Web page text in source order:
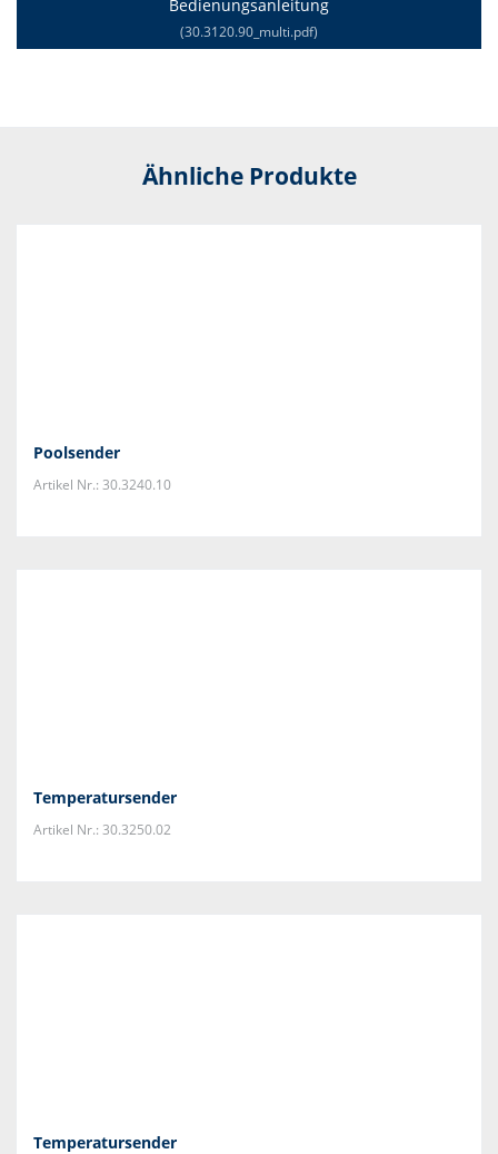
Bedienungsanleitung
(30.3120.90_multi.pdf)
Ähnliche Produkte
Poolsender
Artikel Nr.: 30.3240.10
Temperatursender
Artikel Nr.: 30.3250.02
Temperatursender